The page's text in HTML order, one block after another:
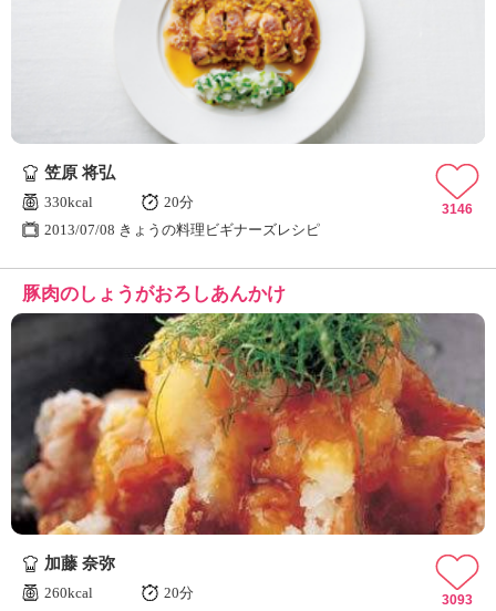
笠原 将弘
330kcal
20分
2013/07/08 きょうの料理ビギナーズレシピ
3146
豚肉のしょうがおろしあんかけ
加藤 奈弥
260kcal
20分
3093